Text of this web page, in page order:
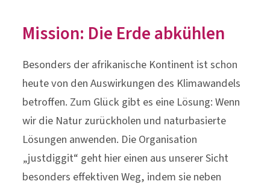
Mission: Die Erde abkühlen
Besonders der afrikanische Kontinent ist schon
heute von den Auswirkungen des Klimawandels
betroffen. Zum Glück gibt es eine Lösung: Wenn
wir die Natur zurückholen und naturbasierte
Lösungen anwenden. Die Organisation
„justdiggit“ geht hier einen aus unserer Sicht
besonders effektiven Weg, indem sie neben